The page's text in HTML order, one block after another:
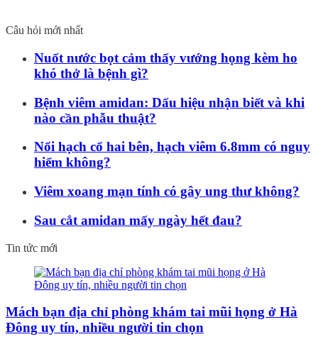
Câu hỏi mới nhất
Nuốt nước bọt cảm thấy vướng họng kèm ho
khó thở là bệnh gì?
Bệnh viêm amidan: Dấu hiệu nhận biết và khi
nào cần phẫu thuật?
Nổi hạch cổ hai bên, hạch viêm 6.8mm có nguy
hiểm không?
Viêm xoang mạn tính có gây ung thư không?
Sau cắt amidan mấy ngày hết đau?
Tin tức mới
Mách bạn địa chỉ phòng khám tai mũi họng ở Hà
Đông uy tín, nhiều người tin chọn